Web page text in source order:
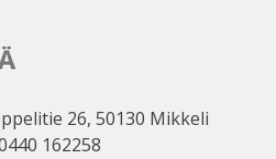
26, 50130 Mikkeli
162258